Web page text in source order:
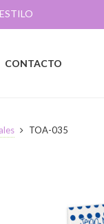
CONTACTO
TOA-035